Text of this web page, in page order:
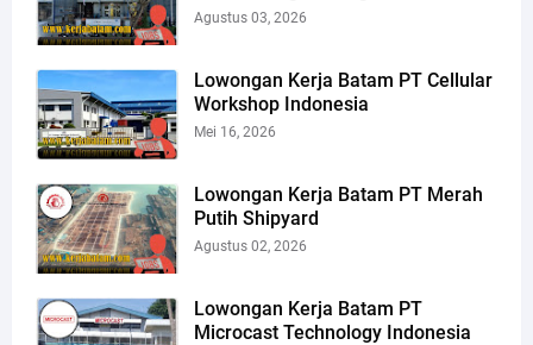
Agustus 03, 2026
Lowongan Kerja Batam PT Cellular
Workshop Indonesia
Mei 16, 2026
Lowongan Kerja Batam PT Merah
Putih Shipyard
Agustus 02, 2026
Lowongan Kerja Batam PT
Microcast Technology Indonesia